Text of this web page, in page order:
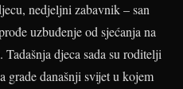
nedjeljni zabavnik – san
uzbuđenje od sjećanja na
djeca sada su roditelji
grade današnji svijet u kojem